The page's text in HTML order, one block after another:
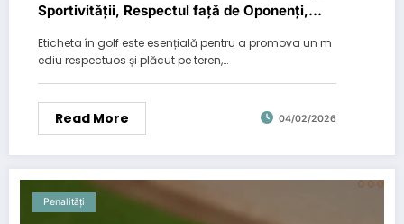
Sportivității, Respectul față de Oponenți,
Eticheta în golf este esențială pentru a promova un m
ediu respectuos și plăcut pe teren,…
Read More 04/02/2026
Penalități